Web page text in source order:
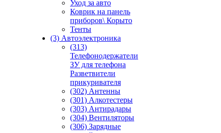
Уход за авто
Коврик на панель
приборов\ Корыто
Тенты
(3) Автоэлектроника
(313)
Телефонодержатели
ЗУ для телефона
Разветвители
прикуривателя
(302) Антенны
(301) Алкотестеры
(303) Антирадары
(304) Вентиляторы
(306) Зарядные